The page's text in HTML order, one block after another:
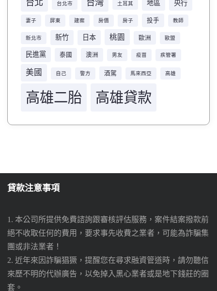
台北 台北市 台灣 土耳其 地區 央行
妻子 屏東 建案 房價 房子 投手 教師
新北市 新竹 日本 桃園 歐洲 歐盟
民進黨 泰國 澳洲 男友 疫苗 疾管署
美國 自己 警方 酒駕 馬來西亞 高雄
高雄二胎 高雄貸款
貸款注意事項
1. 本公司所提供免費諮詢跟審核評估服務，案件結案撥款前
絕不收取任何的費用，要求事先收費之業者，可能為詐騙集
團或非法業者！
2. 近年來因詐騙猖獗，提醒您在尋求融資管道時，請勿聽信
來歷不明的代辦廣告，以免掉入黑心業者或是地下錢莊的圈
套。